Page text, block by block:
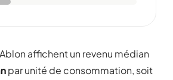
affichent un revenu médian
par unité de consommation, soit